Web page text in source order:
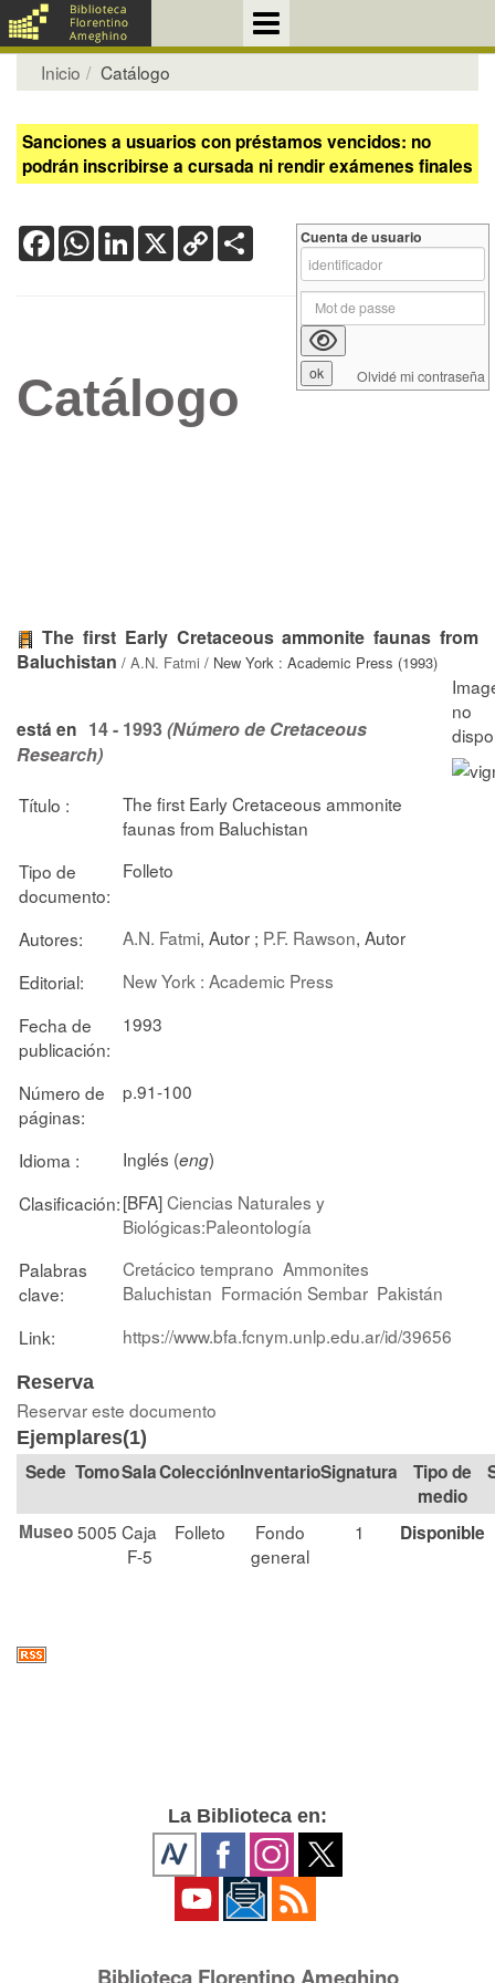
Inicio Catálogo
Sanciones a usuarios con préstamos vencidos: no
podrán inscribirse a cursada ni rendir exámenes finales
FacebookWhatsApp
LinkedIn
X Copy
Link
Catálogo
The first Early Cretaceous ammonite faunas from
Baluchistan / A.N. Fatmi / New York : Academic Press (1993)
está en 14 - 1993(Número de Cretaceous
Research)
Título :
The first Early Cretaceous ammonite
faunas from Baluchistan
Tipo de
documento:
Folleto
Autores: A.N. Fatmi, Autor ; P.F. Rawson, Autor
Editorial:
New York : Academic Press
Fecha de
publicación:
1993
Número de
páginas:
p.91-100
Idioma : Inglés (eng)
Clasificación:[BFA]Ciencias Naturales y
Biológicas:Paleontología
Palabras
clave:
Cretácico temprano Ammonites
Baluchistan Formación Sembar Pakistán
Link:
https://www.bfa.fcnym.unlp.edu.ar/id/39656
Reserva
Reservar este documento
Ejemplares(1)
TomoSalaColección Signatura
Tipo de
medio
Museo5005 Caja
F-5
Folleto
Fondo
general
1 Disponible
Cuenta de usuario
Olvidé mi contraseña
La Biblioteca en:
Biblioteca Florentino Ameghino